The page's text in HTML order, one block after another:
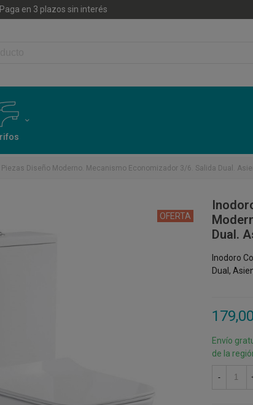
Paga en 3 plazos sin interés
Piezas Diseño Moderno. Mecanismo Economizador 3/6. Salida Dual.
OFERTA
Dual.
Inodoro
Dual,
Envío
de la
-